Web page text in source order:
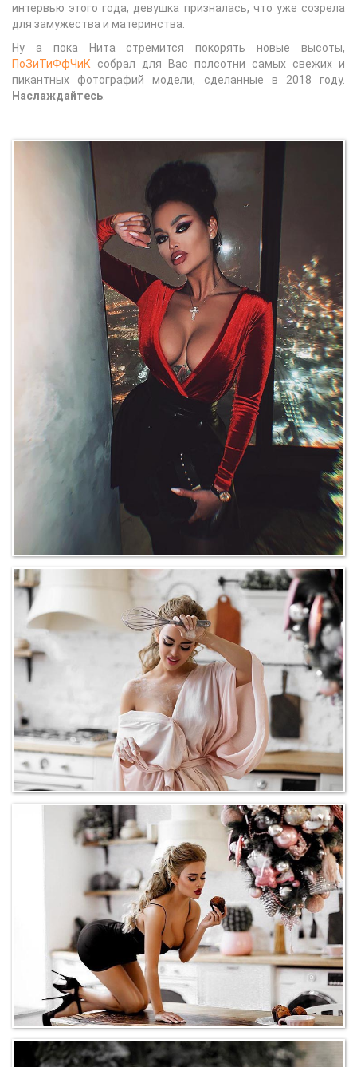
интервью этого года, девушка призналась, что уже созрела
для замужества и материнства.
Ну а пока Нита стремится покорять новые высоты,
ПоЗиТиФфЧиК собрал для Вас полсотни самых свежих и
пикантных фотографий модели, сделанные в 2018 году.
Наслаждайтесь.